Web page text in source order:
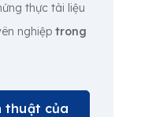
thực tài liệu
nghiệp trong
thuật của